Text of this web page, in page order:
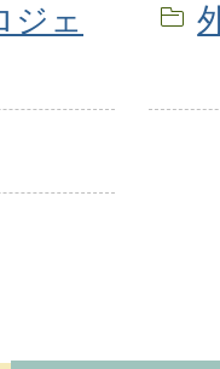
ジェ